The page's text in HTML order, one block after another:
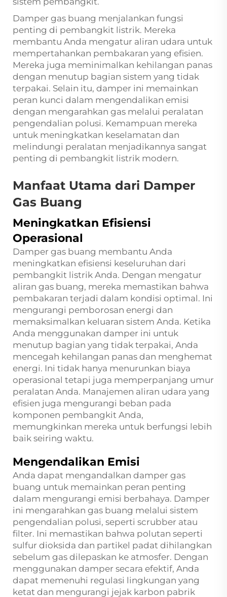
Damper gas buang menjalankan fungsi
penting di pembangkit listrik. Mereka
membantu Anda mengatur aliran udara untuk
mempertahankan pembakaran yang efisien.
Mereka juga meminimalkan kehilangan panas
dengan menutup bagian sistem yang tidak
terpakai. Selain itu, damper ini memainkan
peran kunci dalam mengendalikan emisi
dengan mengarahkan gas melalui peralatan
pengendalian polusi. Kemampuan mereka
untuk meningkatkan keselamatan dan
melindungi peralatan menjadikannya sangat
penting di pembangkit listrik modern.
Manfaat Utama dari Damper
Gas Buang
Meningkatkan Efisiensi
Operasional
Damper gas buang membantu Anda
meningkatkan efisiensi keseluruhan dari
pembangkit listrik Anda. Dengan mengatur
aliran gas buang, mereka memastikan bahwa
pembakaran terjadi dalam kondisi optimal. Ini
mengurangi pemborosan energi dan
memaksimalkan keluaran sistem Anda. Ketika
Anda menggunakan damper ini untuk
menutup bagian yang tidak terpakai, Anda
mencegah kehilangan panas dan menghemat
energi. Ini tidak hanya menurunkan biaya
operasional tetapi juga memperpanjang umur
peralatan Anda. Manajemen aliran udara yang
efisien juga mengurangi beban pada
komponen pembangkit Anda,
memungkinkan mereka untuk berfungsi lebih
baik seiring waktu.
Mengendalikan Emisi
Anda dapat mengandalkan damper gas
buang untuk memainkan peran penting
dalam mengurangi emisi berbahaya. Damper
ini mengarahkan gas buang melalui sistem
pengendalian polusi, seperti scrubber atau
filter. Ini memastikan bahwa polutan seperti
sulfur dioksida dan partikel padat dihilangkan
sebelum gas dilepaskan ke atmosfer. Dengan
menggunakan damper secara efektif, Anda
dapat memenuhi regulasi lingkungan yang
ketat dan mengurangi jejak karbon pabrik